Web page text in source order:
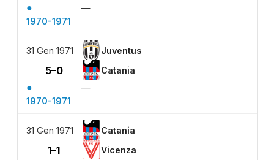
●
—
1970-1971
31 Gen 1971 Juventus
5–0 Catania
●
—
1970-1971
31 Gen 1971 Catania
1–1 Vicenza